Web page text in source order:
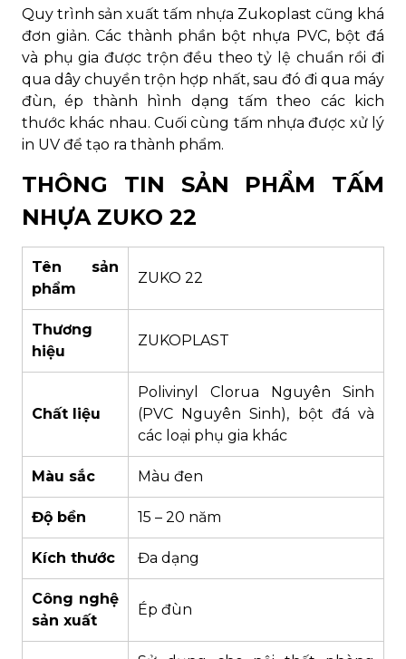
Quy trình sản xuất tấm nhựa Zukoplast cũng khá
đơn giản. Các thành phần bột nhựa PVC, bột đá
và phụ gia được trộn đều theo tỷ lệ chuẩn rồi đi
qua dây chuyền trộn hợp nhất, sau đó đi qua máy
đùn, ép thành hình dạng tấm theo các kich
thước khác nhau. Cuối cùng tấm nhựa được xử lý
in UV để tạo ra thành phẩm.
THÔNG TIN SẢN PHẨM TẤM
NHỰA ZUKO 22
Tên sản
phẩm
ZUKO 22
Thương
hiệu
ZUKOPLAST
Chất liệu
Polivinyl Clorua Nguyên Sinh
(PVC Nguyên Sinh), bột đá và
các loại phụ gia khác
Màu sắc Màu đen
Độ bền 15 – 20 năm
Kích thước Đa dạng
Công nghệ
sản xuất
Ép đùn